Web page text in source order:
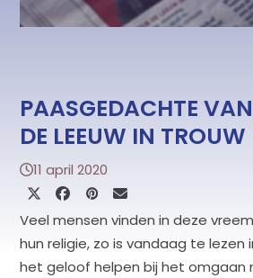
PAASGEDACHTE
DE LEEUW IN TROUW
11 april 2020
Veel mensen vinden in deze
hun religie, zo is vandaag te lezen
het geloof helpen bij het omgaan